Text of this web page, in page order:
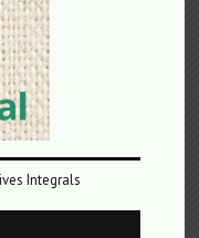
Integrals